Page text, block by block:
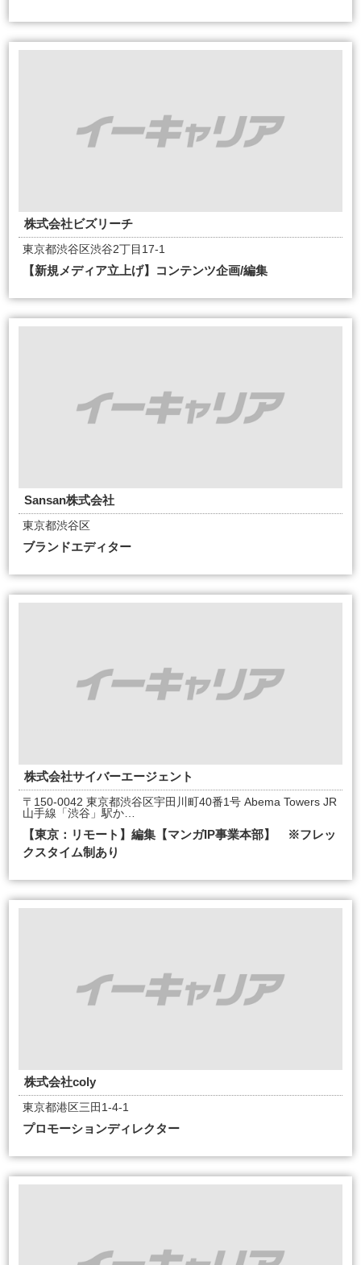
株式会社ビズリーチ
東京都渋谷区渋谷2丁目17-1
【新規メディア立上げ】コンテンツ企画/編集
Sansan株式会社
東京都渋谷区
ブランドエディター
株式会社サイバーエージェント
〒150-0042 東京都渋谷区宇田川町40番1号 Abema Towers JR
山手線「渋谷」駅か…
【東京：リモート】編集【マンガIP事業本部】 ※フレッ
クスタイム制あり
株式会社coly
東京都港区三田1-4-1
プロモーションディレクター